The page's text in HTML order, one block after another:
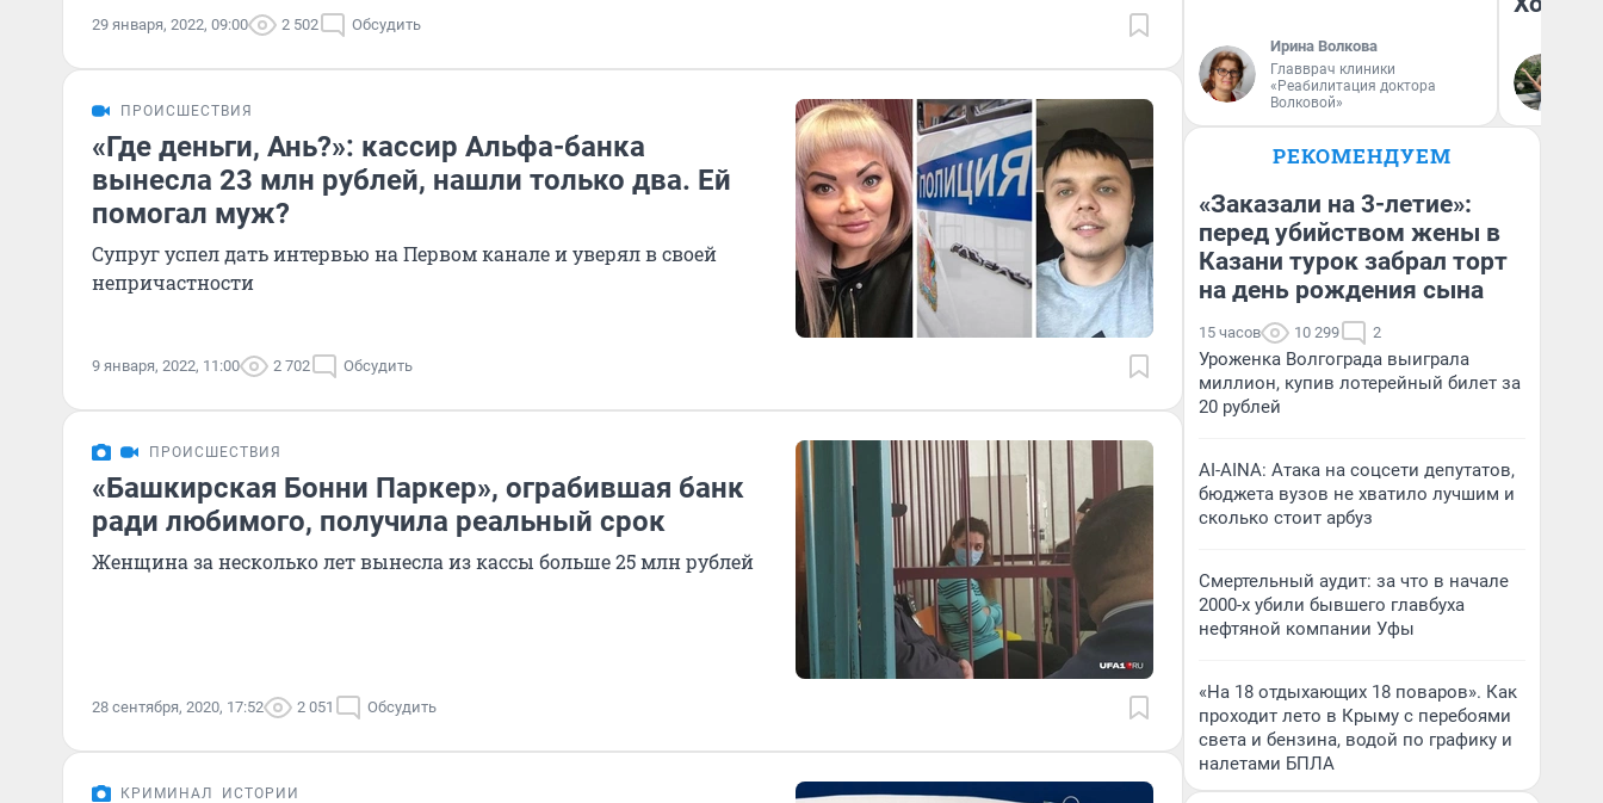
29 января, 2022, 09:00 2 502 Обсудить
ПРОИСШЕСТВИЯ
«Где деньги, Ань?»: кассир Альфа-банка
вынесла 23 млн рублей, нашли только два. Ей
помогал муж?
Супруг успел дать интервью на Первом канале и уверял в своей
непричастности
9 января, 2022, 11:00 2 702 Обсудить
ПРОИСШЕСТВИЯ
«Башкирская Бонни Паркер», ограбившая банк
ради любимого, получила реальный срок
Женщина за несколько лет вынесла из кассы больше 25 млн рублей
28 сентября, 2020, 17:52 2 051 Обсудить
КРИМИНАЛ ИСТОРИИ
Ирина Волкова
Главврач клиники
«Реабилитация доктора
Волковой»
РЕКОМЕНДУЕМ
«Заказали на 3-летие»:
перед убийством жены в
Казани турок забрал торт
на день рождения сына
15 часов 10 299 2
Уроженка Волгограда выиграла
миллион, купив лотерейный билет за
20 рублей
AI-AINA: Атака на соцсети депутатов,
бюджета вузов не хватило лучшим и
сколько стоит арбуз
Смертельный аудит: за что в начале
2000-х убили бывшего главбуха
нефтяной компании Уфы
«На 18 отдыхающих 18 поваров». Как
проходит лето в Крыму с перебоями
света и бензина, водой по графику и
налетами БПЛА